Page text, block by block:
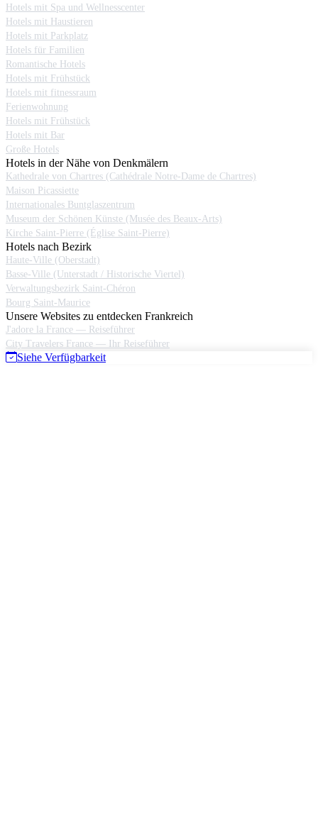
Hotels mit Spa und Wellnesscenter
Hotels mit Haustieren
Hotels mit Parkplatz
Hotels für Familien
Romantische Hotels
Hotels mit Frühstück
Hotels mit fitnessraum
Ferienwohnung
Hotels mit Frühstück
Hotels mit Bar
Große Hotels
Hotels in der Nähe von Denkmälern
Kathedrale von Chartres (Cathédrale Notre-Dame de Chartres)
Maison Picassiette
Internationales Buntglaszentrum
Museum der Schönen Künste (Musée des Beaux-Arts)
Kirche Saint-Pierre (Église Saint-Pierre)
Hotels nach Bezirk
Haute-Ville (Oberstadt)
Basse-Ville (Unterstadt / Historische Viertel)
Verwaltungsbezirk Saint-Chéron
Bourg Saint-Maurice
Unsere Websites zu entdecken Frankreich
J'adore la France — Reiseführer
City Travelers France — Ihr Reiseführer
Siehe Verfügbarkeit